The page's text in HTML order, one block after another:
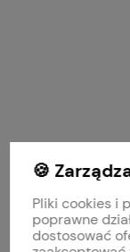
MOJE KONTO
PŁATNOŚCI I
🍪
Pliki cookies i
poprawne
dostosować